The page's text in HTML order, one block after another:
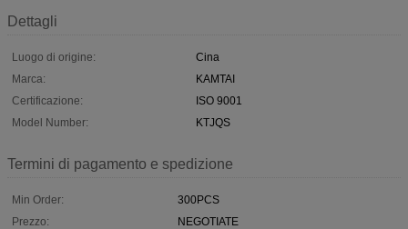
Dettagli
Luogo di origine:
Cina
Marca:
KAMTAI
Certificazione:
ISO 9001
Model Number:
KTJQS
Termini di pagamento e spedizione
Min Order:
300PCS
Prezzo:
NEGOTIATE